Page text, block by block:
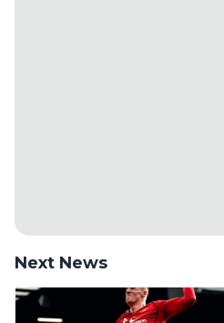
Next News